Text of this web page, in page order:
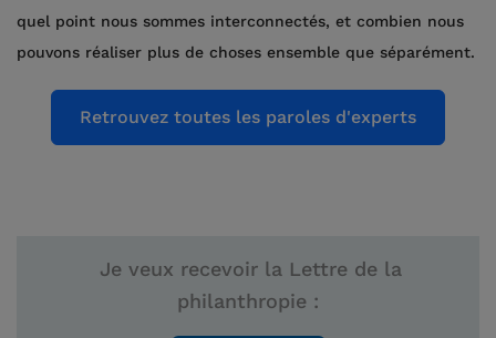
quel point nous sommes interconnectés, et combien nous
pouvons réaliser plus de choses ensemble que séparément.
Retrouvez toutes les paroles d'experts
Je veux recevoir la Lettre de la
philanthropie :